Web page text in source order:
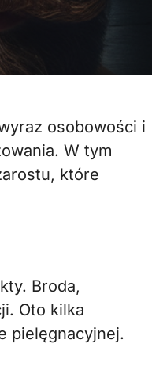
W tym
które
Broda,
Oto kilka
pielęgnacyjnej.